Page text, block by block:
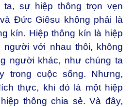
ta, sự hiệp thông trọn vẹn
Đức Giêsu không phải là
kín. Hiệp thông kín là hiệp
người với nhau thôi, không
người khác, như chúng ta
trong cuộc sống. Nhưng,
thực, khi đó là một hiệp
thông chia sẻ. Và đây,